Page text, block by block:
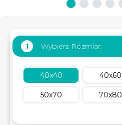
1 Wybierz Rozmiar:
40x40 40x60
50x70 70x80